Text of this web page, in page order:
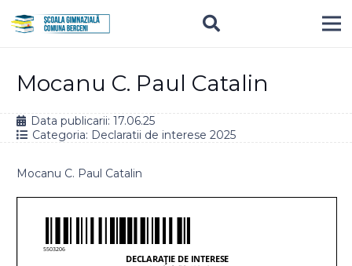
Mocanu C. Paul Catalin
Data publicarii: 17.06.25
Categoria: Declaratii de interese 2025
Mocanu C. Paul Catalin